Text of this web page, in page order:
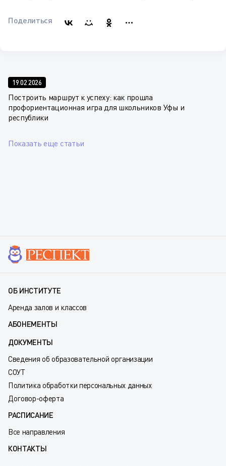
Поделиться
19 02 2026
Построить маршрут к успеху: как прошла
профориентационная игра для школьников Уфы и
республики
Показать еще статьи
ОБ ИНСТИТУТЕ
Аренда залов и классов
АБОНЕМЕНТЫ
ДОКУМЕНТЫ
Сведения об образовательной организации
СОУТ
Политика обработки персональных данных
Договор-оферта
РАСПИСАНИЕ
Все направления
КОНТАКТЫ